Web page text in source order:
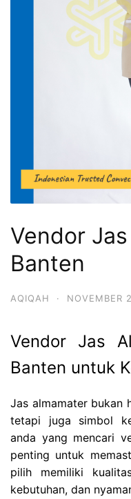
Vendor
Banten
AQIQAH · NOVEMBER
Vendor Jas
Banten untuk
Jas almamater bukan
tetapi juga simbol
anda yang mencari
penting untuk
pilih memiliki
kebutuhan, dan